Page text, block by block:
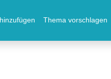
Thema vorschlagen